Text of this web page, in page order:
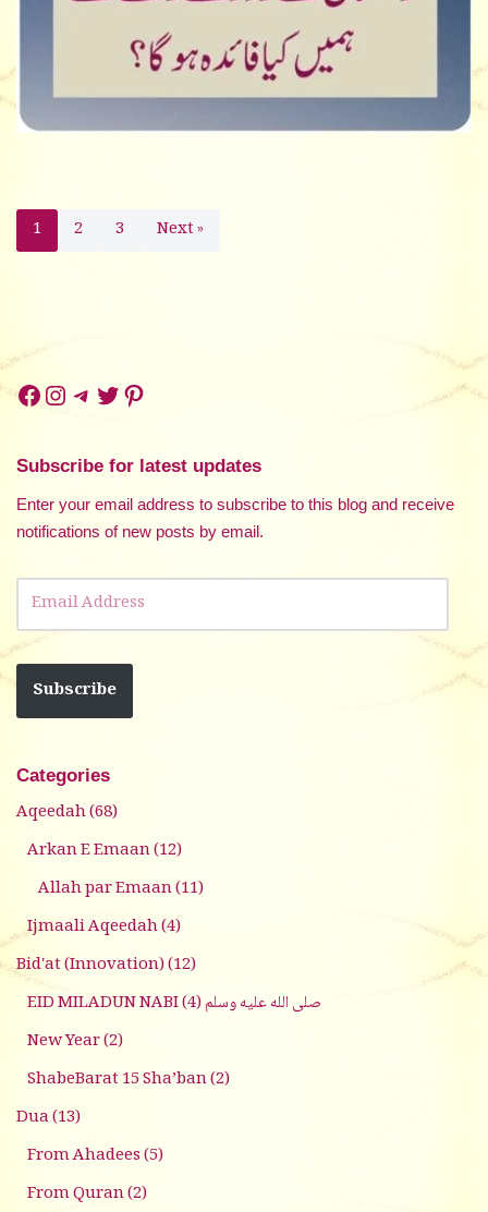
1 2 3 Next »
Subscribe for latest updates
Enter your email address to subscribe to this blog and receive
notifications of new posts by email.
Subscribe
Categories
Aqeedah(68)
Arkan E Emaan(12)
Allah par Emaan(11)
Ijmaali Aqeedah(4)
Bid'at (Innovation)(12)
EID MILADUN NABI صلى الله عليه وسلم(4)
New Year(2)
ShabeBarat 15 Sha’ban(2)
Dua(13)
From Ahadees(5)
From Quran(2)